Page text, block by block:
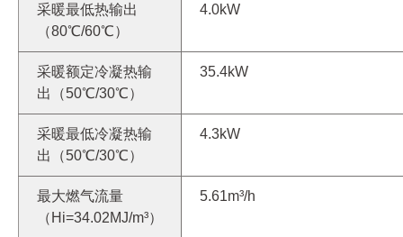
采暖最低热输出
（80℃/60℃）
4.0kW
采暖额定冷凝热输
出（50℃/30℃）
35.4kW
采暖最低冷凝热输
出（50℃/30℃）
4.3kW
最大燃气流量
（Hi=34.02MJ/m³）
5.61m³/h